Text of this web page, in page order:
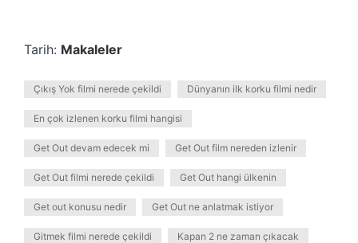
Tarih: Makaleler
Çıkış Yok filmi nerede çekildi Dünyanın ilk korku filmi nedir
En çok izlenen korku filmi hangisi
Get Out devam edecek mi Get Out film nereden izlenir
Get Out filmi nerede çekildi Get Out hangi ülkenin
Get out konusu nedir Get Out ne anlatmak istiyor
Gitmek filmi nerede çekildi Kapan 2 ne zaman çıkacak